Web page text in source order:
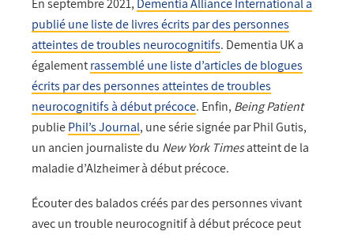
En septembre 2021, Dementia Alliance International a
publié une liste de livres écrits par des personnes
atteintes de troubles neurocognitifs. Dementia UK a
égalementrassemblé une liste d’articles de blogues
écrits par des personnes atteintes de troubles
neurocognitifs à début précoce. Enfin, Being Patient
publiePhil’s Journal, une série signée par Phil Gutis,
un ancien journaliste du New York Timesatteint de la
maladie d’Alzheimer à début précoce.
Écouter des balados créés par des personnes vivant
avec un trouble neurocognitif à débutprécoce peut